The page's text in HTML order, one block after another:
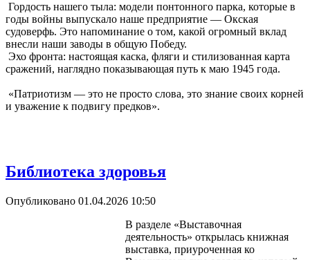
Гордость нашего тыла: модели понтонного парка, которые в
годы войны выпускало наше предприятие — Окская
судоверфь. Это напоминание о том, какой огромный вклад
внесли наши заводы в общую Победу.
Эхо фронта: настоящая каска, фляги и стилизованная карта
сражений, наглядно показывающая путь к маю 1945 года.
«Патриотизм — это не просто слова, это знание своих корней
и уважение к подвигу предков».
Библиотека здоровья
Опубликовано 01.04.2026 10:50
В разделе «Выставочная
деятельность» открылась книжная
выставка, приуроченная ко